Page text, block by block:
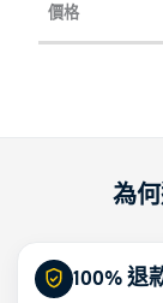
為
100% 退